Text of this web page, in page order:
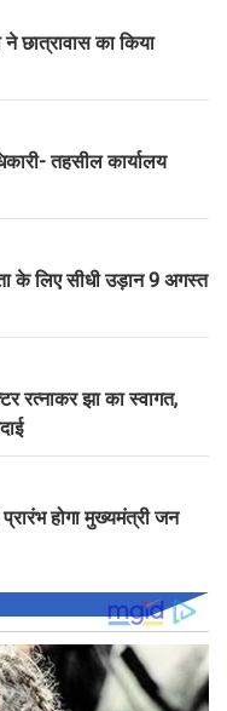
छात्रावास का किया
तहसील कार्यालय
के लिए सीधी उड़ान 9 अगस्त
रत्नाकर झा का स्वागत,
होगा मुख्यमंत्री जन